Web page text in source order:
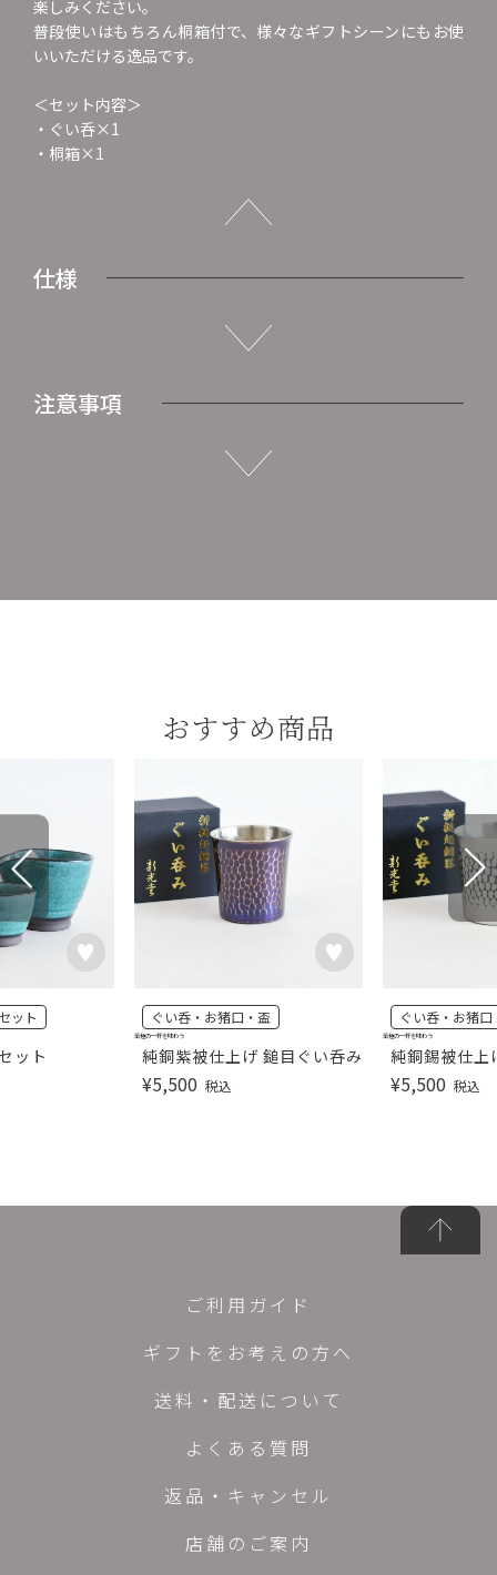
楽しみください。
普段使いはもちろん桐箱付で、様々なギフトシーンにもお使
いいただける逸品です。
＜セット内容＞
・ぐい呑×1
・桐箱×1
仕様
注意事項
おすすめ商品
ット
ット
純銅紫被仕上げ 鎚目ぐい呑み
ぐい呑・お猪口・盃
¥5,500 税込
至極の一杯を味わう
純銅錫被仕上
ぐい呑・お猪口
¥5,500 税込
至極の一杯を味わう
ご利用ガイド
ギフトをお考えの方へ
送料・配送について
よくある質問
返品・キャンセル
店舗のご案内